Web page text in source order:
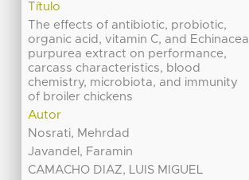
Título
The effects of antibiotic, probiotic,
organic acid, vitamin C, and Echinacea
purpurea extract on performance,
carcass characteristics, blood
chemistry, microbiota, and immunity
of broiler chickens
Autor
Nosrati, Mehrdad
Javandel, Faramin
CAMACHO DIAZ, LUIS MIGUEL